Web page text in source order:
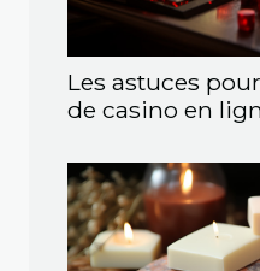
Les astuces
de casino en